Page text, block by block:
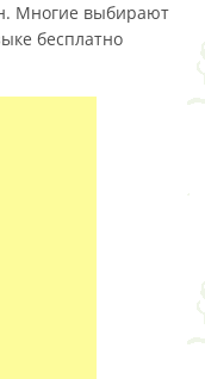
Многие выбирают
бесплатно